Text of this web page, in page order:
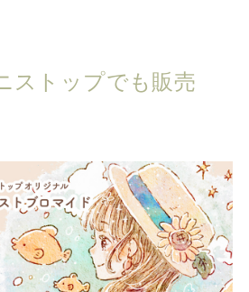
ストップでも販売